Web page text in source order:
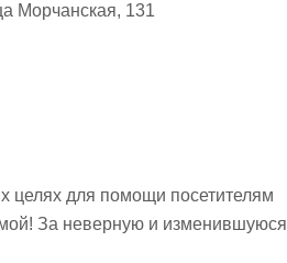
Морчанская, 131
целях для помощи посетителям
За неверную и изменившуюся